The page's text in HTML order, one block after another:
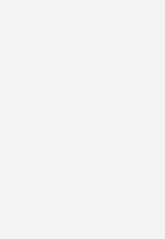
um
Gegenüber November